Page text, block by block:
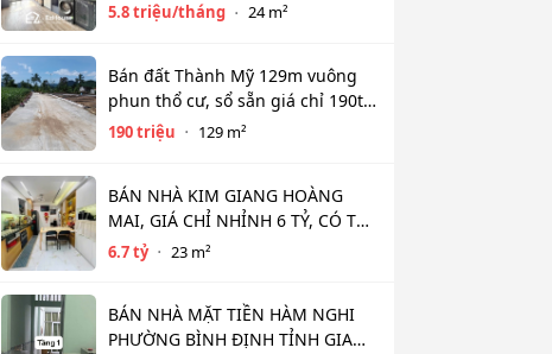
5.8 triệu/tháng 24 m²
Bán đất Thành Mỹ 129m vuông
phun thổ cư, sổ sẵn giá chỉ 190tr
bao sổ
190 triệu 129 m²
BÁN NHÀ KIM GIANG HOÀNG
MAI, GIÁ CHỈ NHỈNH 6 TỶ, CÓ THỂ
THƯƠNG LƯỢNG
6.7 tỷ 23 m²
BÁN NHÀ MẶT TIỀN HÀM NGHI
PHƯỜNG BÌNH ĐỊNH TỈNH GIA